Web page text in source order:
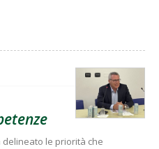
le priorità che